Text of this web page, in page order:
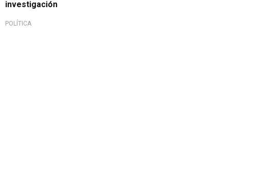
investigación
POLÍTICA